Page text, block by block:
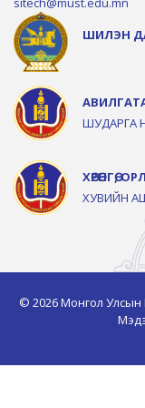
ШИЛЭН
ШУДАРГА
ХӨРӨНГӨ,
ХУВИЙН
© 2026 Монгол